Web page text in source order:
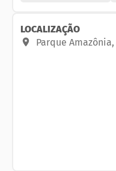
Amazônia.
LOCALIZAÇÃO
Parque Amazônia,